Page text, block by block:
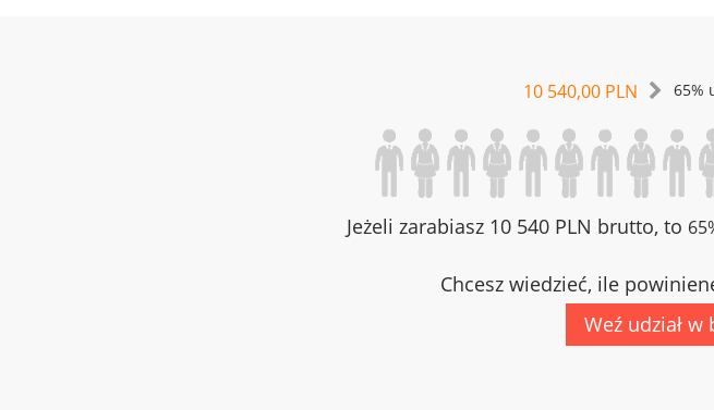
10 540,00 PLN 65%
Jeżeli zarabiasz 10 540 PLN brutto, to
Chcesz wiedzieć, ile
Weź udział